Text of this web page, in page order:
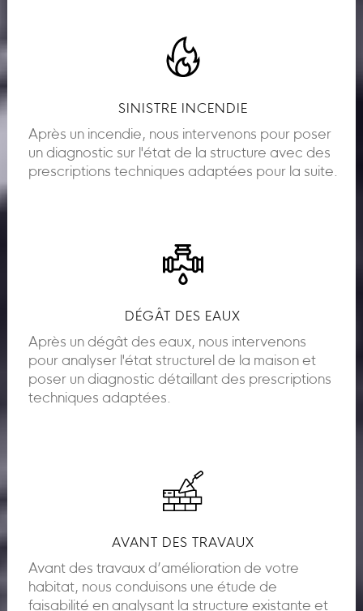
SINISTRE INCENDIE
Après un incendie, nous intervenons pour poser
un diagnostic sur l'état de la structure avec des
prescriptions techniques adaptées pour la suite.
DÉGÂT DES EAUX
Après un dégât des eaux, nous intervenons
pour analyser l'état structurel de la maison et
poser un diagnostic détaillant des prescriptions
techniques adaptées.
AVANT DES TRAVAUX
Avant des travaux d’amélioration de votre
habitat, nous conduisons une étude de
faisabilité en analysant la structure existante et